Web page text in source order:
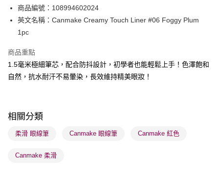
PayMe
WeChat Pay
送貨方式
順豐自助櫃 - 確認發貨後1-3個工作天送達
順豐站及營業點 - 確認發貨後1-3個工作天送達
物流公司進行物流配送
商品編號：108994602024
英文名稱：Canmake Creamy Touch Liner #06 Foggy Plum
1pc
商品重點
1.5毫米極細筆芯，配合防抖設計，初學者也能輕鬆上手！色澤飽和
自然，抗水耐汗不易暈染，長效維持精美眼妝！
相關分類
柔滑 眼線筆 Canmake 眼線筆 Canmake 紅色
Canmake 柔滑